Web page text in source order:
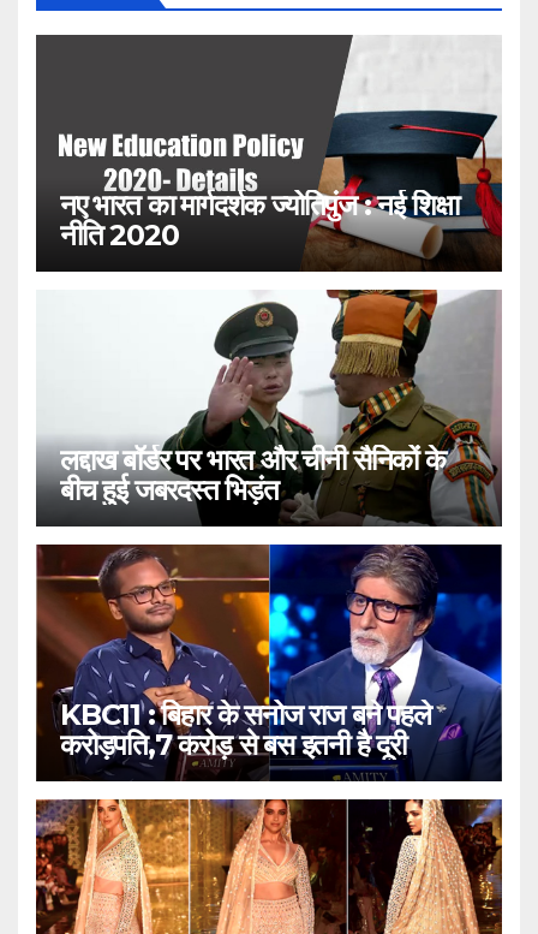
नए भारत का मार्गदर्शक ज्योतिपुंज : नई शिक्षा
नीति 2020
लद्दाख बॉर्डर पर भारत और चीनी सैनिकों के
बीच हुई जबरदस्त भिड़ंत
KBC11 : बिहार के सनोज राज बने पहले
करोड़पति,7 करोड़ से बस इतनी है दूरी